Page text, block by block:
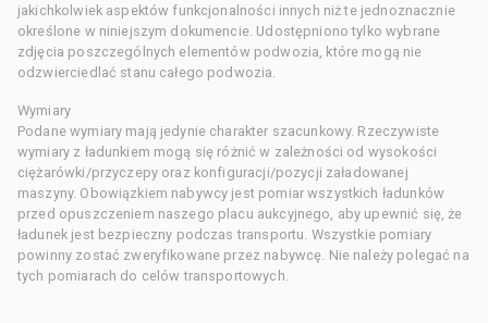
jakichkolwiek aspektów funkcjonalności innych niż te jednoznacznie
określone w niniejszym dokumencie. Udostępniono tylko wybrane
zdjęcia poszczególnych elementów podwozia, które mogą nie
odzwierciedlać stanu całego podwozia.
Wymiary
Podane wymiary mają jedynie charakter szacunkowy. Rzeczywiste
wymiary z ładunkiem mogą się różnić w zależności od wysokości
ciężarówki/przyczepy oraz konfiguracji/pozycji załadowanej
maszyny. Obowiązkiem nabywcy jest pomiar wszystkich ładunków
przed opuszczeniem naszego placu aukcyjnego, aby upewnić się, że
ładunek jest bezpieczny podczas transportu. Wszystkie pomiary
powinny zostać zweryfikowane przez nabywcę. Nie należy polegać na
tych pomiarach do celów transportowych.